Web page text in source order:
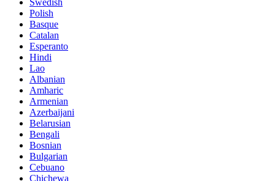
Swedish
Polish
Basque
Catalan
Esperanto
Hindi
Lao
Albanian
Amharic
Armenian
Azerbaijani
Belarusian
Bengali
Bosnian
Bulgarian
Cebuano
Chichewa